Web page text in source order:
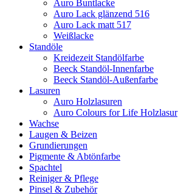
Auro Buntlacke
Auro Lack glänzend 516
Auro Lack matt 517
Weißlacke
Standöle
Kreidezeit Standölfarbe
Beeck Standöl-Innenfarbe
Beeck Standöl-Außenfarbe
Lasuren
Auro Holzlasuren
Auro Colours for Life Holzlasur
Wachse
Laugen & Beizen
Grundierungen
Pigmente & Abtönfarbe
Spachtel
Reiniger & Pflege
Pinsel & Zubehör